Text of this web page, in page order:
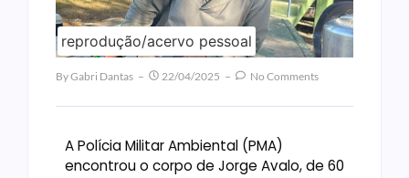
reprodução/acervo pessoal
ByGabri Dantas 22/04/2025 No Comments
A Polícia Militar Ambiental (PMA)
encontrou o corpo de Jorge Avalo, de 60